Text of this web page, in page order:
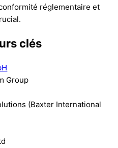
réglementaire et
clés
Group
(Baxter International